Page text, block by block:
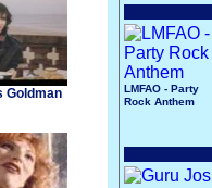
Goldman
LMFAO - Party
Rock Anthem